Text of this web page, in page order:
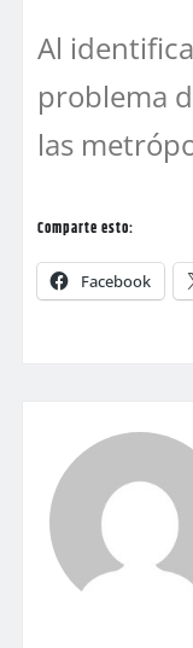
Al
problema
las
Comparte esto:
Facebook